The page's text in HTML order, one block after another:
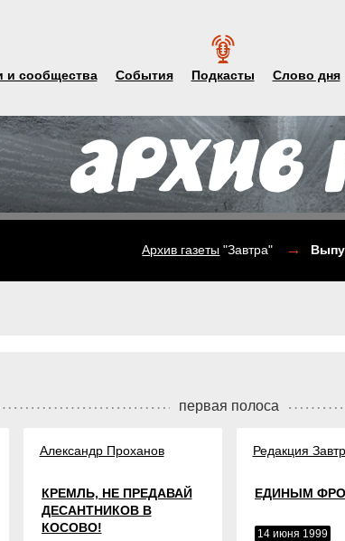
и сообщества События Подкасты Слово дня
Архив газеты "Завтра" →
первая полоса
Александр Проханов
КРЕМЛЬ, НЕ ПРЕДАВАЙ
ДЕСАНТНИКОВ В
КОСОВО!
Редакция
ЕДИНЫМ
14 июня 1999